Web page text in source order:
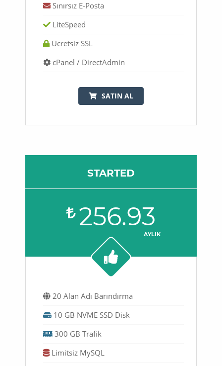
Sınırsız E-Posta
LiteSpeed
Ücretsiz SSL
cPanel / DirectAdmin
SATIN AL
STARTED
256.93
AYLIK
20 Alan Adı Barındırma
10 GB NVME SSD Disk
300 GB Trafik
Limitsiz MySQL